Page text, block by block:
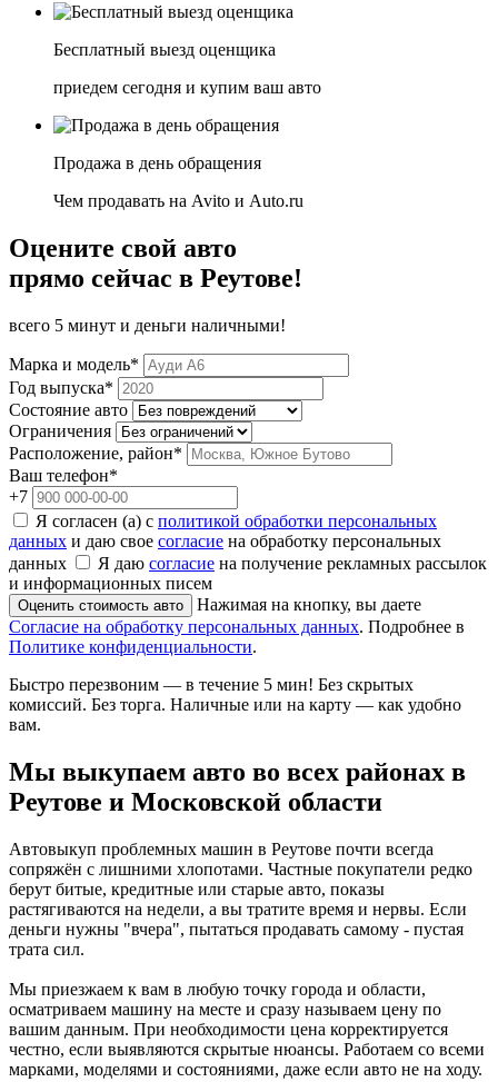
Бесплатный выезд оценщика
приедем сегодня и купим ваш авто
Продажа в день обращения
Чем продавать на Avito и Auto.ru
Оцените свой авто
прямо сейчас в Реутове!
всего 5 минут и деньги наличными!
Марка и модель*
Год выпуска*
Состояние авто
Ограничения
Расположение, район*
Ваш телефон*
+7
Я согласен (а) с политикой обработки персональных
данных и даю свое согласие на обработку персональных
данных
Я даю согласие на получение рекламных рассылок
и информационных писем
Оценить стоимость авто
Нажимая на кнопку, вы даете
Согласие на обработку персональных данных. Подробнее в
Политике конфиденциальности.
Быстро перезвоним — в течение 5 мин! Без скрытых
комиссий. Без торга. Наличные или на карту — как удобно
вам.
Мы выкупаем авто во всех районах в
Реутове и Московской области
Автовыкуп проблемных машин в Реутове почти всегда
сопряжён с лишними хлопотами. Частные покупатели редко
берут битые, кредитные или старые авто, показы
растягиваются на недели, а вы тратите время и нервы. Если
деньги нужны "вчера", пытаться продавать самому - пустая
трата сил.
Мы приезжаем к вам в любую точку города и области,
осматриваем машину на месте и сразу называем цену по
вашим данным. При необходимости цена корректируется
честно, если выявляются скрытые нюансы. Работаем со всеми
марками, моделями и состояниями, даже если авто не на ходу.